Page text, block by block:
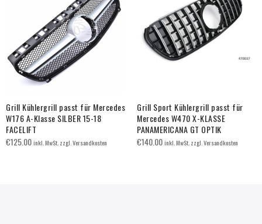
Grill Kühlergrill passt für Mercedes
W176 A-Klasse SILBER 15-18
FACELIFT
€125.00inkl. MwSt. zzgl. Versandkosten
Grill Sport Kühlergrill passt für
Mercedes W470 X-KLASSE
PANAMERICANA GT OPTIK
€140.00inkl. MwSt. zzgl. Versandkosten